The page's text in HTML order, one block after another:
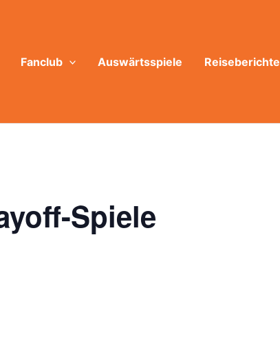
Fanclub Auswärtsspiele Reiseberichte
Spiele